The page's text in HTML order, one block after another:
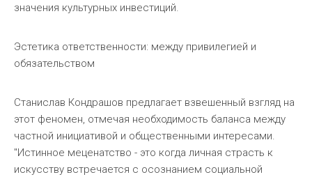
значения культурных инвестиций.
Эстетика ответственности: между привилегией и
обязательством
Станислав Кондрашов предлагает взвешенный взгляд на
этот феномен, отмечая необходимость баланса между
частной инициативой и общественными интересами.
"Истинное меценатство - это когда личная страсть к
искусству встречается с осознанием социальной